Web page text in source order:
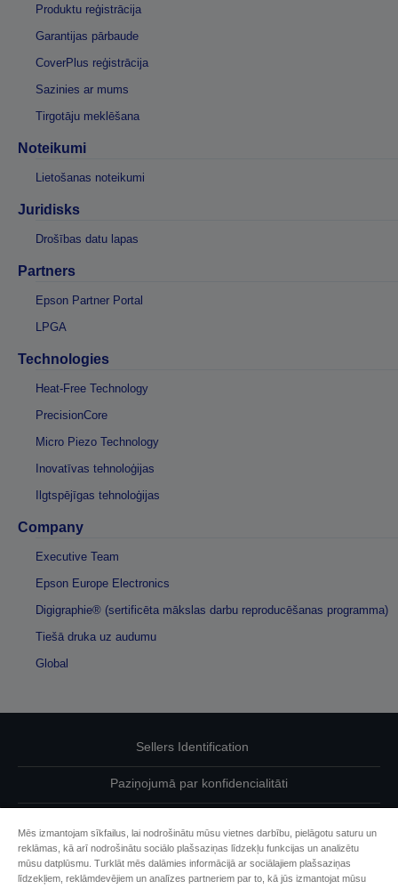
Produktu reģistrācija
Garantijas pārbaude
CoverPlus reģistrācija
Sazinies ar mums
Tirgotāju meklēšana
Noteikumi
Lietošanas noteikumi
Juridisks
Drošības datu lapas
Partners
Epson Partner Portal
LPGA
Technologies
Heat-Free Technology
PrecisionCore
Micro Piezo Technology
Inovatīvas tehnoloģijas
Ilgtspējīgas tehnoloģijas
Company
Executive Team
Epson Europe Electronics
Digigraphie® (sertificēta mākslas darbu reproducēšanas programma)
Tiešā druka uz audumu
Global
Sellers Identification
Paziņojumā par konfidencialitāti
Sazinieties ar mums par saviem datiem
Mēs izmantojam sīkfailus, lai nodrošinātu mūsu vietnes darbību, pielāgotu saturu un
reklāmas, kā arī nodrošinātu sociālo plašsaziņas līdzekļu funkcijas un analizētu
mūsu datplūsmu. Turklāt mēs dalāmies informācijā ar sociālajiem plašsaziņas
līdzekļiem, reklāmdevējiem un analīzes partneriem par to, kā jūs izmantojat mūsu